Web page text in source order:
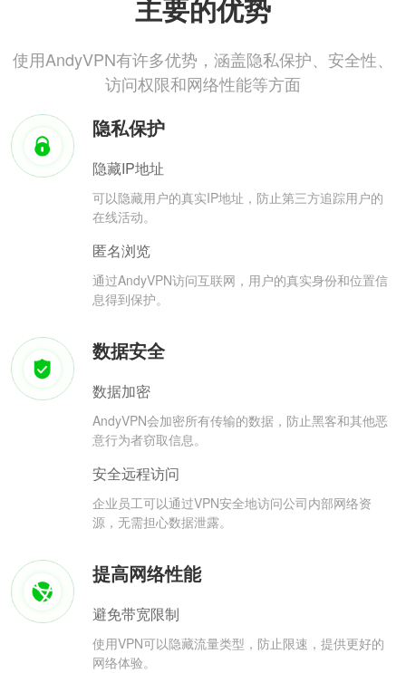
主要的优势
使用AndyVPN有许多优势，涵盖隐私保护、安全性、
访问权限和网络性能等方面
隐私保护
隐藏IP地址
可以隐藏用户的真实IP地址，防止第三方追踪用户的
在线活动。
匿名浏览
通过AndyVPN访问互联网，用户的真实身份和位置信
息得到保护。
数据安全
数据加密
AndyVPN会加密所有传输的数据，防止黑客和其他恶
意行为者窃取信息。
安全远程访问
企业员工可以通过VPN安全地访问公司内部网络资
源，无需担心数据泄露。
提高网络性能
避免带宽限制
使用VPN可以隐藏流量类型，防止限速，提供更好的
网络体验。